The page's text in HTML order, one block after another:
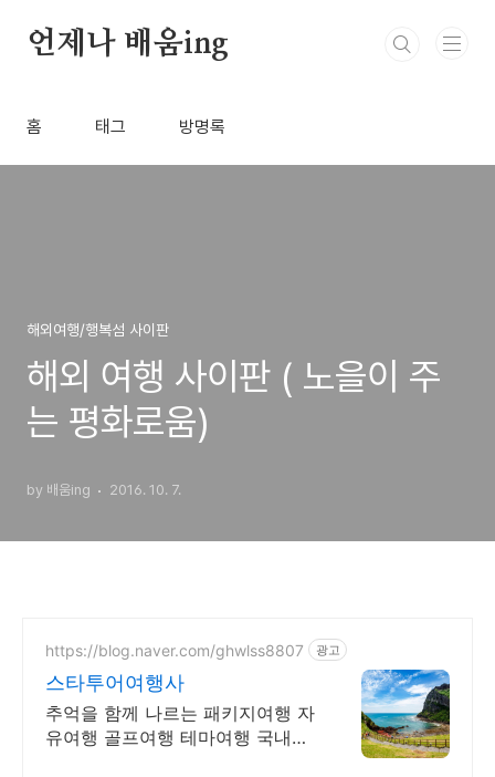
언제나 배움ing
홈 태그 방명록
해외여행/행복섬 사이판
해외 여행 사이판 ( 노을이 주
는 평화로움)
by 배움ing 2016. 10. 7.
https://blog.naver.com/ghwlss8807 광고
스타투어여행사
추억을 함께 나르는 패키지여행 자
유여행 골프여행 테마여행 국내여